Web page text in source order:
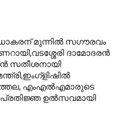
മുന്നിൽ സഗൗരവം
ദാമോദരൻ
സതീശനായി
എംഎല്‍എമാരുടെ
ഉല്‍സവമായി